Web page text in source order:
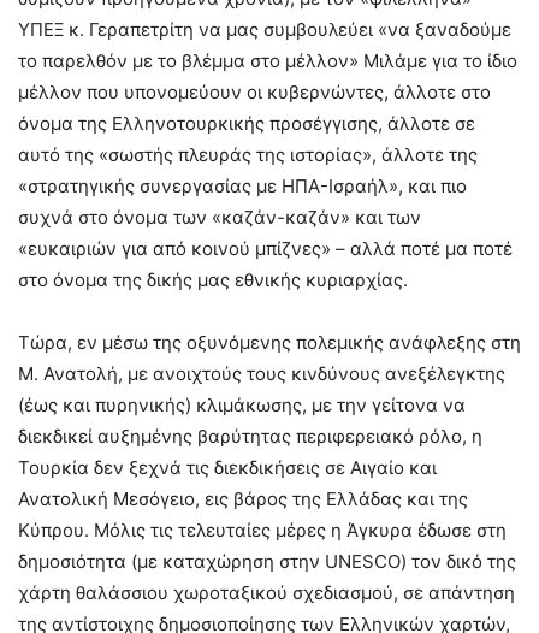
ΥΠΕΞ κ. Γεραπετρίτη να μας συμβουλεύει «να ξαναδούμε
το παρελθόν με το βλέμμα στο μέλλον» Μιλάμε για το ίδιο
μέλλον που υπονομεύουν οι κυβερνώντες, άλλοτε στο
όνομα της Ελληνοτουρκικής προσέγγισης, άλλοτε σε
αυτό της «σωστής πλευράς της ιστορίας», άλλοτε της
«στρατηγικής συνεργασίας με ΗΠΑ-Ισραήλ», και πιο
συχνά στο όνομα των «καζάν-καζάν» και των
«ευκαιριών για από κοινού μπίζνες» – αλλά ποτέ μα ποτέ
στο όνομα της δικής μας εθνικής κυριαρχίας.
Τώρα, εν μέσω της οξυνόμενης πολεμικής ανάφλεξης στη
Μ. Ανατολή, με ανοιχτούς τους κινδύνους ανεξέλεγκτης
(έως και πυρηνικής) κλιμάκωσης, με την γείτονα να
διεκδικεί αυξημένης βαρύτητας περιφερειακό ρόλο, η
Τουρκία δεν ξεχνά τις διεκδικήσεις σε Αιγαίο και
Ανατολική Μεσόγειο, εις βάρος της Ελλάδας και της
Κύπρου. Μόλις τις τελευταίες μέρες η Άγκυρα έδωσε στη
δημοσιότητα (με καταχώρηση στην UNESCO) τον δικό της
χάρτη θαλάσσιου χωροταξικού σχεδιασμού, σε απάντηση
της αντίστοιχης δημοσιοποίησης των Ελληνικών χαρτών,